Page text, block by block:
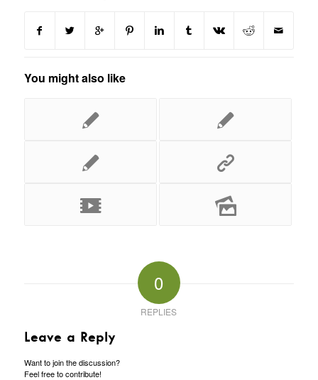
You might also like
0
REPLIES
Leave a Reply
Want to join the discussion?
Feel free to contribute!